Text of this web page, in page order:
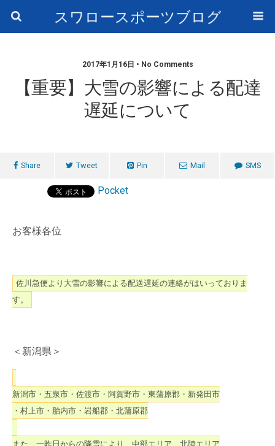
スワロースポーツブログ
2017年1月16日 • No Comments
【重要】大雪の影響による配達
遅延について
Share Tweet Pin Mail SMS
Pocket
お客様各位
佐川急便より大雪の影響による配送遅延の連絡がはいっておりま
す。
＜新潟県＞
新潟市・五泉市・佐渡市・阿賀野市・東蒲原郡・新発田市
・村上市・胎内市・岩船郡・北蒲原郡
また、一昨日からの降雪により、中部エリア、北陸エリア